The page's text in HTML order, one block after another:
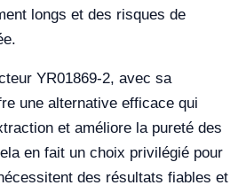
longs et des risques de
YR01869-2, avec sa
une alternative efficace qui
et améliore la pureté des
en fait un choix privilégié pour
des résultats fiables et